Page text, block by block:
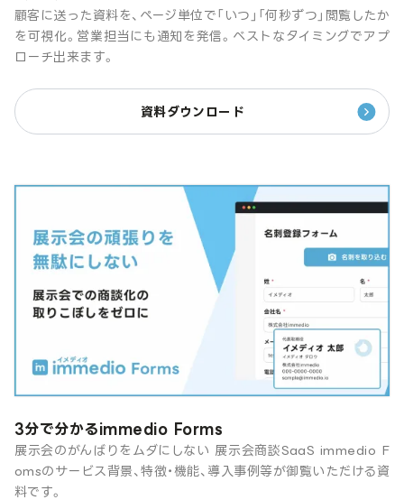
顧客に送った資料を、ページ単位で「いつ」「何秒ずつ」閲覧したか
を可視化。営業担当にも通知を発信。ベストなタイミングでアプ
ローチ出来ます。
資料ダウンロード
3分で分かるimmedio Forms
展示会のがんばりをムダにしない 展示会商談SaaS immedio F
omsのサービス背景、特徴・機能、導入事例等が御覧いただける資
料です。